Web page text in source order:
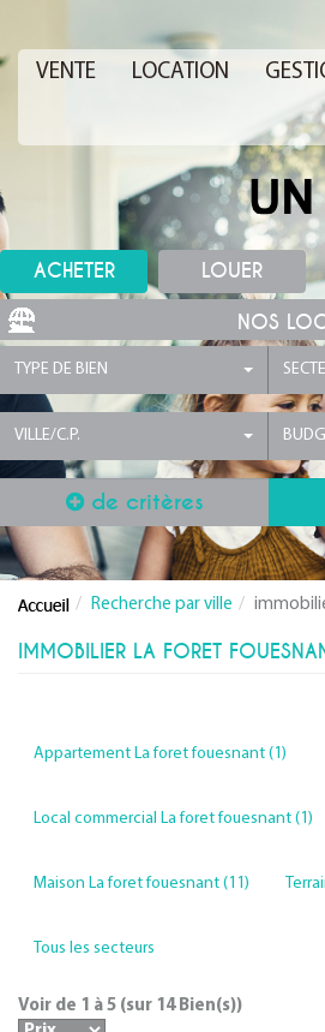
VENTE LOCATION
ACHETER LOUER
NOS
TYPE DE BIEN
VILLE/C.P.
de critères
Recherche par ville
IMMOBILIER LA FORET
Appartement La foret fouesnant (1)
Local commercial La foret fouesnant (1)
Maison La foret fouesnant (11)
Tous les secteurs
Voir de 1 à 5 (sur 14Bien(s))